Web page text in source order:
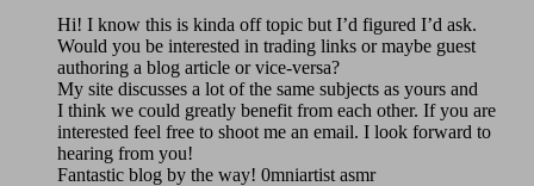
Hi! I know this is kinda off topic but I’d figured I’d ask.
Would you be interested in trading links or maybe guest
authoring a blog article or vice-versa?
My site discusses a lot of the same subjects as yours and
I think we could greatly benefit from each other. If you are
interested feel free to shoot me an email. I look forward to
hearing from you!
Fantastic blog by the way! 0mniartist asmr